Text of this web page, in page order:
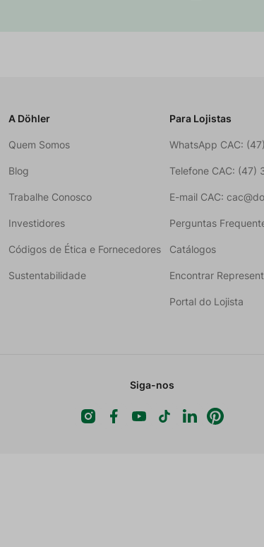
A Döhler
Quem Somos
Blog
Trabalhe Conosco
Investidores
Códigos de Ética e Fornecedores
Sustentabilidade
Para Lojistas
WhatsApp CAC:
Telefone CAC: (47)
E-mail CAC:
Perguntas
Catálogos
Encontrar
Portal do Lojista
Siga-nos